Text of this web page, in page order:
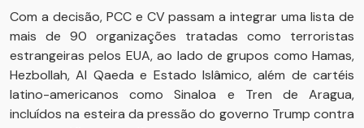
Com a decisão, PCC e CV passam a integrar uma lista de
mais de 90 organizações tratadas como terroristas
estrangeiras pelos EUA, ao lado de grupos como Hamas,
Hezbollah, Al Qaeda e Estado Islâmico, além de cartéis
latino-americanos como Sinaloa e Tren de Aragua,
incluídos na esteira da pressão do governo Trump contra